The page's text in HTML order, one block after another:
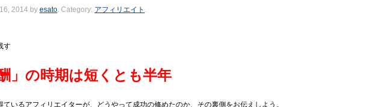
2014 by esato. Category: アフィリエイト .
す
」の時期は短くとも半年
いるアフィリエイターが、どうやって成功の修めたのか、その裏側をお伝えしよう。